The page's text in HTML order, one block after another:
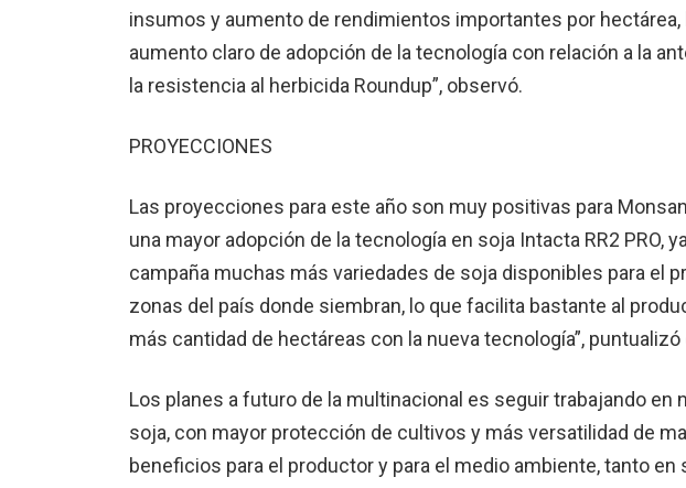
insumos y aumento de rendimientos importan­tes por hectárea,
aumento claro de adopción de la tecnología con relación a la
la resistencia al herbicida Roundup”, ob­servó.
PROYECCIONES
Las proyecciones para este año son muy positivas para
una mayor adopción de la tecnología en soja Intacta RR2 PRO,
campa­ña muchas más variedades de soja disponibles para el
zonas del país donde siem­bran, lo que facilita bastan­te al
más cantidad de hectáreas con la nueva tecnología”,
Los planes a futuro de la multinacional es seguir trabajando en
soja, con ma­yor protección de cultivos y más versatilidad de
beneficios para el productor y para el medio ambiente, tanto en